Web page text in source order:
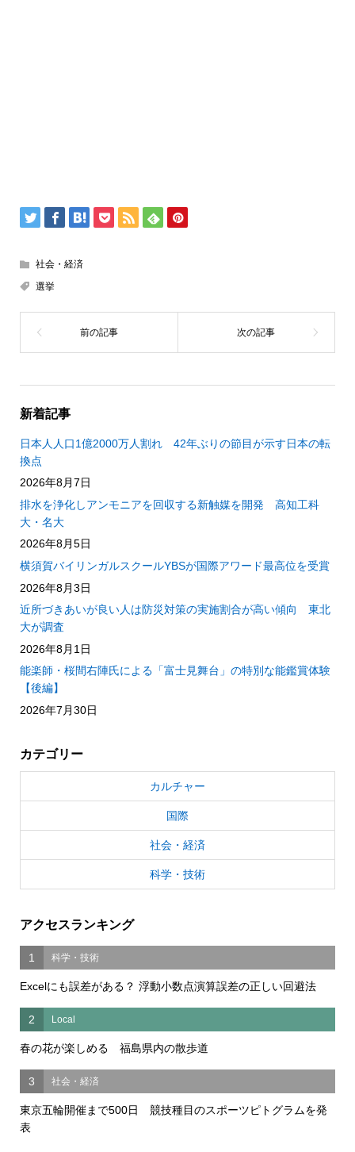
社会・経済
選挙
新着記事
日本人人口1億2000万人割れ 42年ぶりの節目が示す日本の転
換点
2026年8月7日
排水を浄化しアンモニアを回収する新触媒を開発 高知工科
大・名大
2026年8月5日
横須賀バイリンガルスクールYBSが国際アワード最高位を受賞
2026年8月3日
近所づきあいが良い人は防災対策の実施割合が高い傾向 東北
大が調査
2026年8月1日
能楽師・桜間右陣氏による「富士見舞台」の特別な能鑑賞体験
【後編】
2026年7月30日
カテゴリー
カルチャー
国際
社会・経済
科学・技術
アクセスランキング
1 科学・技術
Excelにも誤差がある？ 浮動小数点演算誤差の正しい回避法
2 Local
春の花が楽しめる 福島県内の散歩道
3 社会・経済
東京五輪開催まで500日 競技種目のスポーツピトグラムを発
表